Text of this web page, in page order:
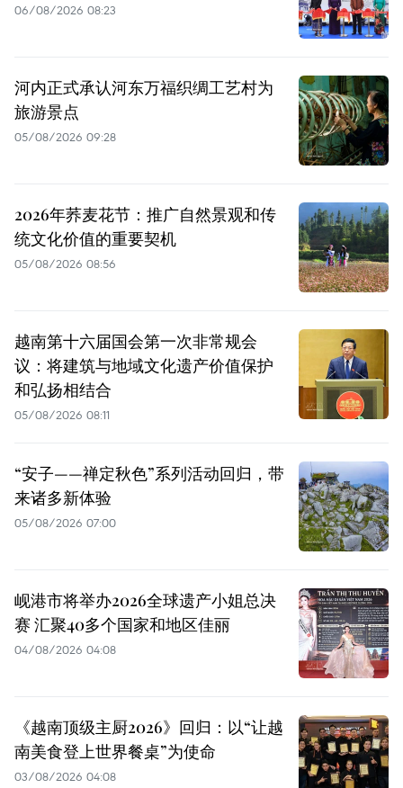
06/08/2026 08:23
河内正式承认河东万福织绸工艺村为
旅游景点
05/08/2026 09:28
2026年荞麦花节：推广自然景观和传
统文化价值的重要契机
05/08/2026 08:56
越南第十六届国会第一次非常规会
议：将建筑与地域文化遗产价值保护
和弘扬相结合
05/08/2026 08:11
“安子——禅定秋色”系列活动回归，带
来诸多新体验
05/08/2026 07:00
岘港市将举办2026全球遗产小姐总决
赛 汇聚40多个国家和地区佳丽
04/08/2026 04:08
《越南顶级主厨2026》回归：以“让越
南美食登上世界餐桌”为使命
03/08/2026 04:08